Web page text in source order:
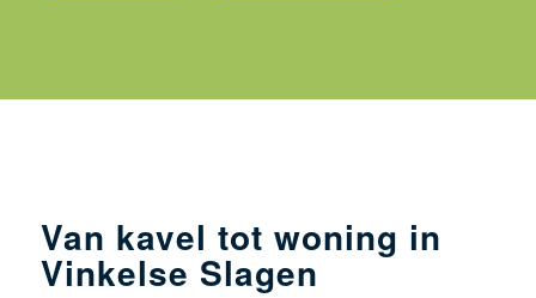
Van kavel tot woning in
Vinkelse Slagen